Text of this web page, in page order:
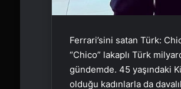
Ferrari’sini satan Türk:
“Chico” lakaplı Türk
gündemde. 45 yaşındaki
olduğu kadınlarla da